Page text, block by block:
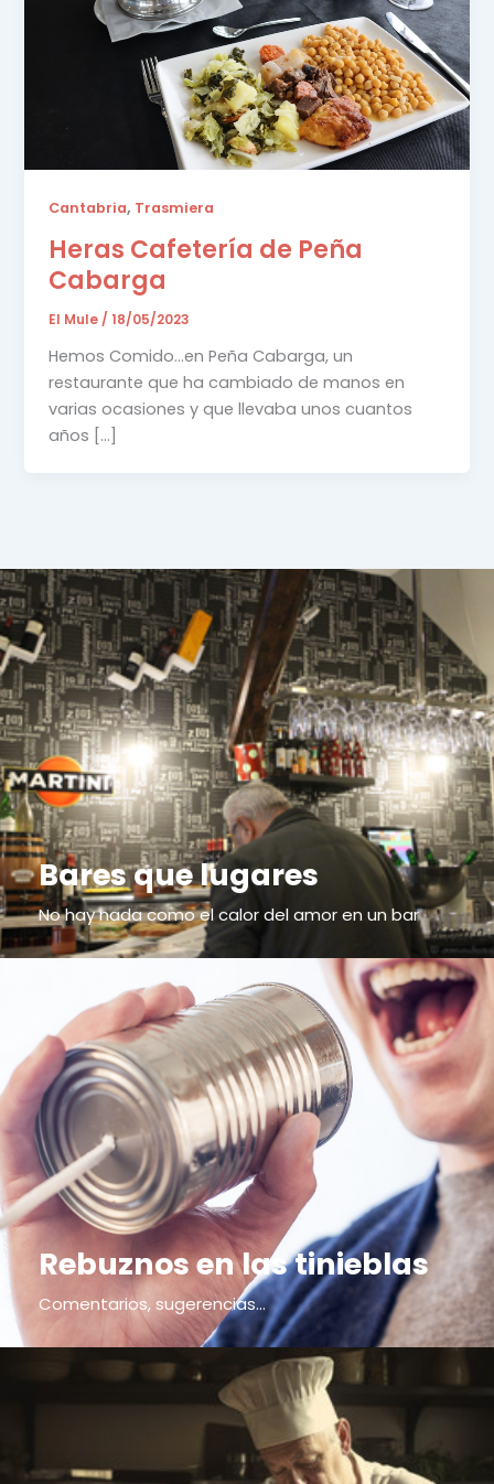
Cantabria, Trasmiera
Heras Cafetería de Peña
Cabarga
El Mule /18/05/2023
Hemos Comido…en Peña Cabarga, un
restaurante que ha cambiado de manos en
varias ocasiones y que llevaba unos cuantos
años […]
Bares que lugares
No hay nada como el calor del amor en un bar
Rebuznos en las tinieblas
Comentarios, sugerencias...